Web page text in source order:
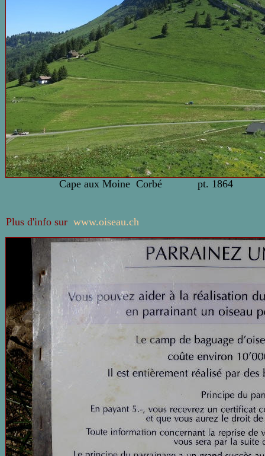
Cape aux Moine Corbé pt. 1864
Plus d'info sur www.oiseau.ch